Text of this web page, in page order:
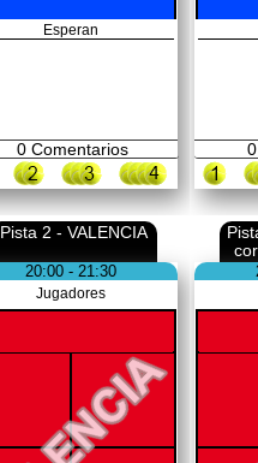
Esperan
0Comentarios 0
Pista 2 - VALENCIA
20:00 - 21:30
Jugadores